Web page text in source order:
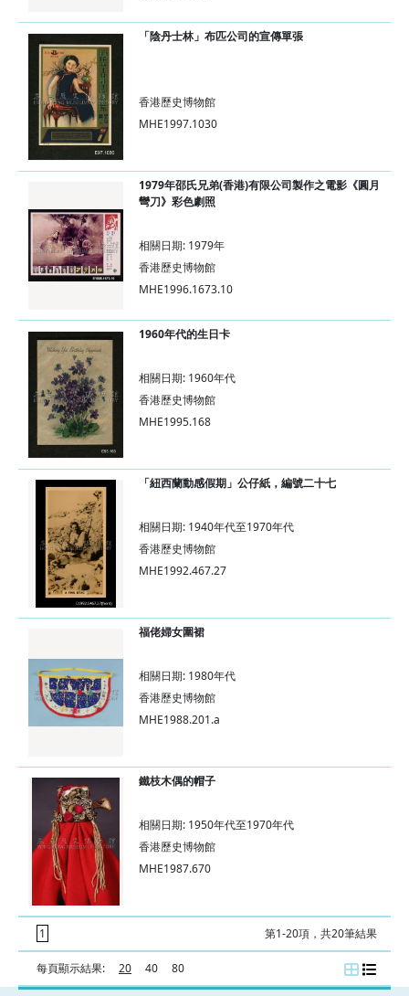
「陰丹士林」布匹公司的宣傳單張
香港歷史博物館
MHE1997.1030
1979年邵氏兄弟(香港)有限公司製作之電影《圓月
彎刀》彩色劇照
相關日期: 1979年
香港歷史博物館
MHE1996.1673.10
1960年代的生日卡
相關日期: 1960年代
香港歷史博物館
MHE1995.168
「紐西蘭動感假期」公仔紙，編號二十七
相關日期: 1940年代至1970年代
香港歷史博物館
MHE1992.467.27
福佬婦女圍裙
相關日期: 1980年代
香港歷史博物館
MHE1988.201.a
鐵枝木偶的帽子
相關日期: 1950年代至1970年代
香港歷史博物館
MHE1987.670
1 第1-20項，共20筆結果
每頁顯示結果: 20 40 80